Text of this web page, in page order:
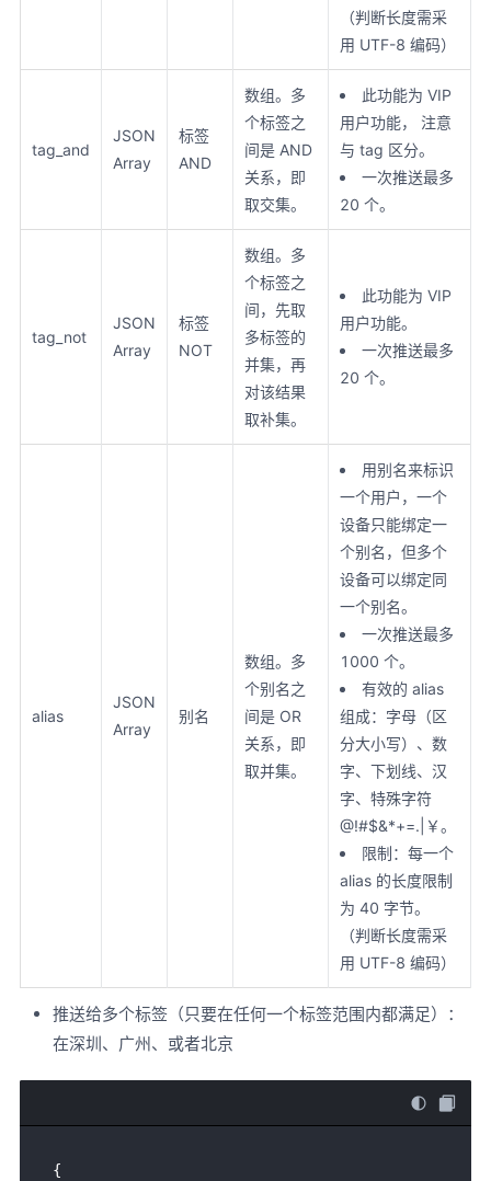
（判断长度需采
用 UTF-8 编码）
tag_and
JSON
Array
标签
AND
数组。多
个标签之
间是 AND
关系，即
取交集。
此功能为 VIP
用户功能， 注意
与 tag 区分。
一次推送最多
20 个。
tag_not
JSON
Array
标签
NOT
数组。多
个标签之
间，先取
多标签的
并集，再
对该结果
取补集。
此功能为 VIP
用户功能。
一次推送最多
20 个。
alias
JSON
Array
别名
数组。多
个别名之
间是 OR
关系，即
取并集。
用别名来标识
一个用户，一个
设备只能绑定一
个别名，但多个
设备可以绑定同
一个别名。
一次推送最多
1000 个。
有效的 alias
组成：字母（区
分大小写）、数
字、下划线、汉
字、特殊字符
@!#$&*+=.|￥。
限制：每一个
alias 的长度限制
为 40 字节。
（判断长度需采
用 UTF-8 编码）
推送给多个标签（只要在任何一个标签范围内都满足）：
在深圳、广州、或者北京
{